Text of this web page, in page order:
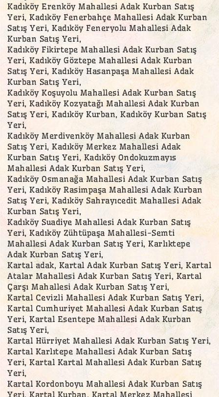
Kadıköy Erenköy Mahallesi Adak Kurban Satış
Yeri, Kadıköy Fenerbahçe Mahallesi Adak Kurban
Satış Yeri, Kadıköy Feneryolu Mahallesi Adak
Kurban Satış Yeri,
Kadıköy Fikirtepe Mahallesi Adak Kurban Satış
Yeri, Kadıköy Göztepe Mahallesi Adak Kurban
Satış Yeri, Kadıköy Hasanpaşa Mahallesi Adak
Kurban Satış Yeri,
Kadıköy Koşuyolu Mahallesi Adak Kurban Satış
Yeri, Kadıköy Kozyatağı Mahallesi Adak Kurban
Satış Yeri, Kadıköy Kurban, Kadıköy Kurban Satış
Yeri,
Kadıköy Merdivenköy Mahallesi Adak Kurban
Satış Yeri, Kadıköy Merkez Mahallesi Adak
Kurban Satış Yeri, Kadıköy Ondokuzmayıs
Mahallesi Adak Kurban Satış Yeri,
Kadıköy Osmanağa Mahallesi Adak Kurban Satış
Yeri, Kadıköy Rasimpaşa Mahallesi Adak Kurban
Satış Yeri, Kadıköy Sahrayıcedit Mahallesi Adak
Kurban Satış Yeri,
Kadıköy Suadiye Mahallesi Adak Kurban Satış
Yeri, Kadıköy Zühtüpaşa Mahallesi-Semti
Mahallesi Adak Kurban Satış Yeri, Karlıktepe
Adak Kurban Satış Yeri,
Kartal adak, Kartal Adak Kurban Satış Yeri, Kartal
Atalar Mahallesi Adak Kurban Satış Yeri, Kartal
Çarşı Mahallesi Adak Kurban Satış Yeri,
Kartal Cevizli Mahallesi Adak Kurban Satış Yeri,
Kartal Cumhuriyet Mahallesi Adak Kurban Satış
Yeri, Kartal Esentepe Mahallesi Adak Kurban
Satış Yeri,
Kartal Hürriyet Mahallesi Adak Kurban Satış Yeri,
Kartal Karlıtepe Mahallesi Adak Kurban Satış
Yeri, Kartal Kartal Mahallesi Adak Kurban Satış
Yeri,
Kartal Kordonboyu Mahallesi Adak Kurban Satış
Yeri, Kartal Kurban, Kartal Merkez Mahallesi